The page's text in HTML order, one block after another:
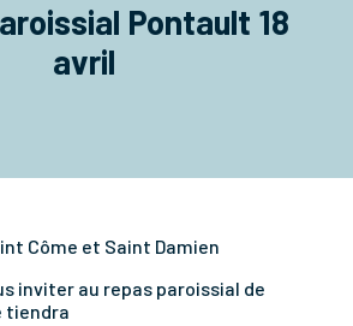
Pontault 18
avril
Côme et Saint Damien
inviter au repas paroissial de
tiendra